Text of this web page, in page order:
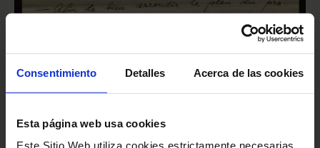
Consentimiento Detalles Acerca de las cookies
Esta página web usa cookies
Este Sitio Web utiliza cookies estrictamente necesarias